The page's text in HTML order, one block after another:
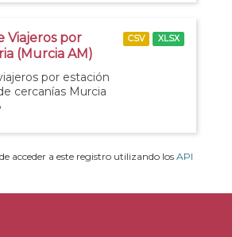
Viajeros por
(Murcia AM)
por estación
cercanías Murcia
CSV XLSX
acceder a este registro utilizando los API